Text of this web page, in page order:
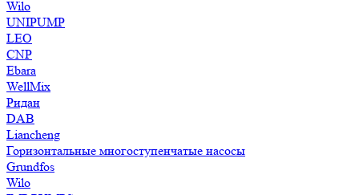
Wilo
UNIPUMP
LEO
CNP
Ebara
WellMix
Ридан
DAB
Liancheng
Горизонтальные многоступенчатые насосы
Grundfos
Wilo